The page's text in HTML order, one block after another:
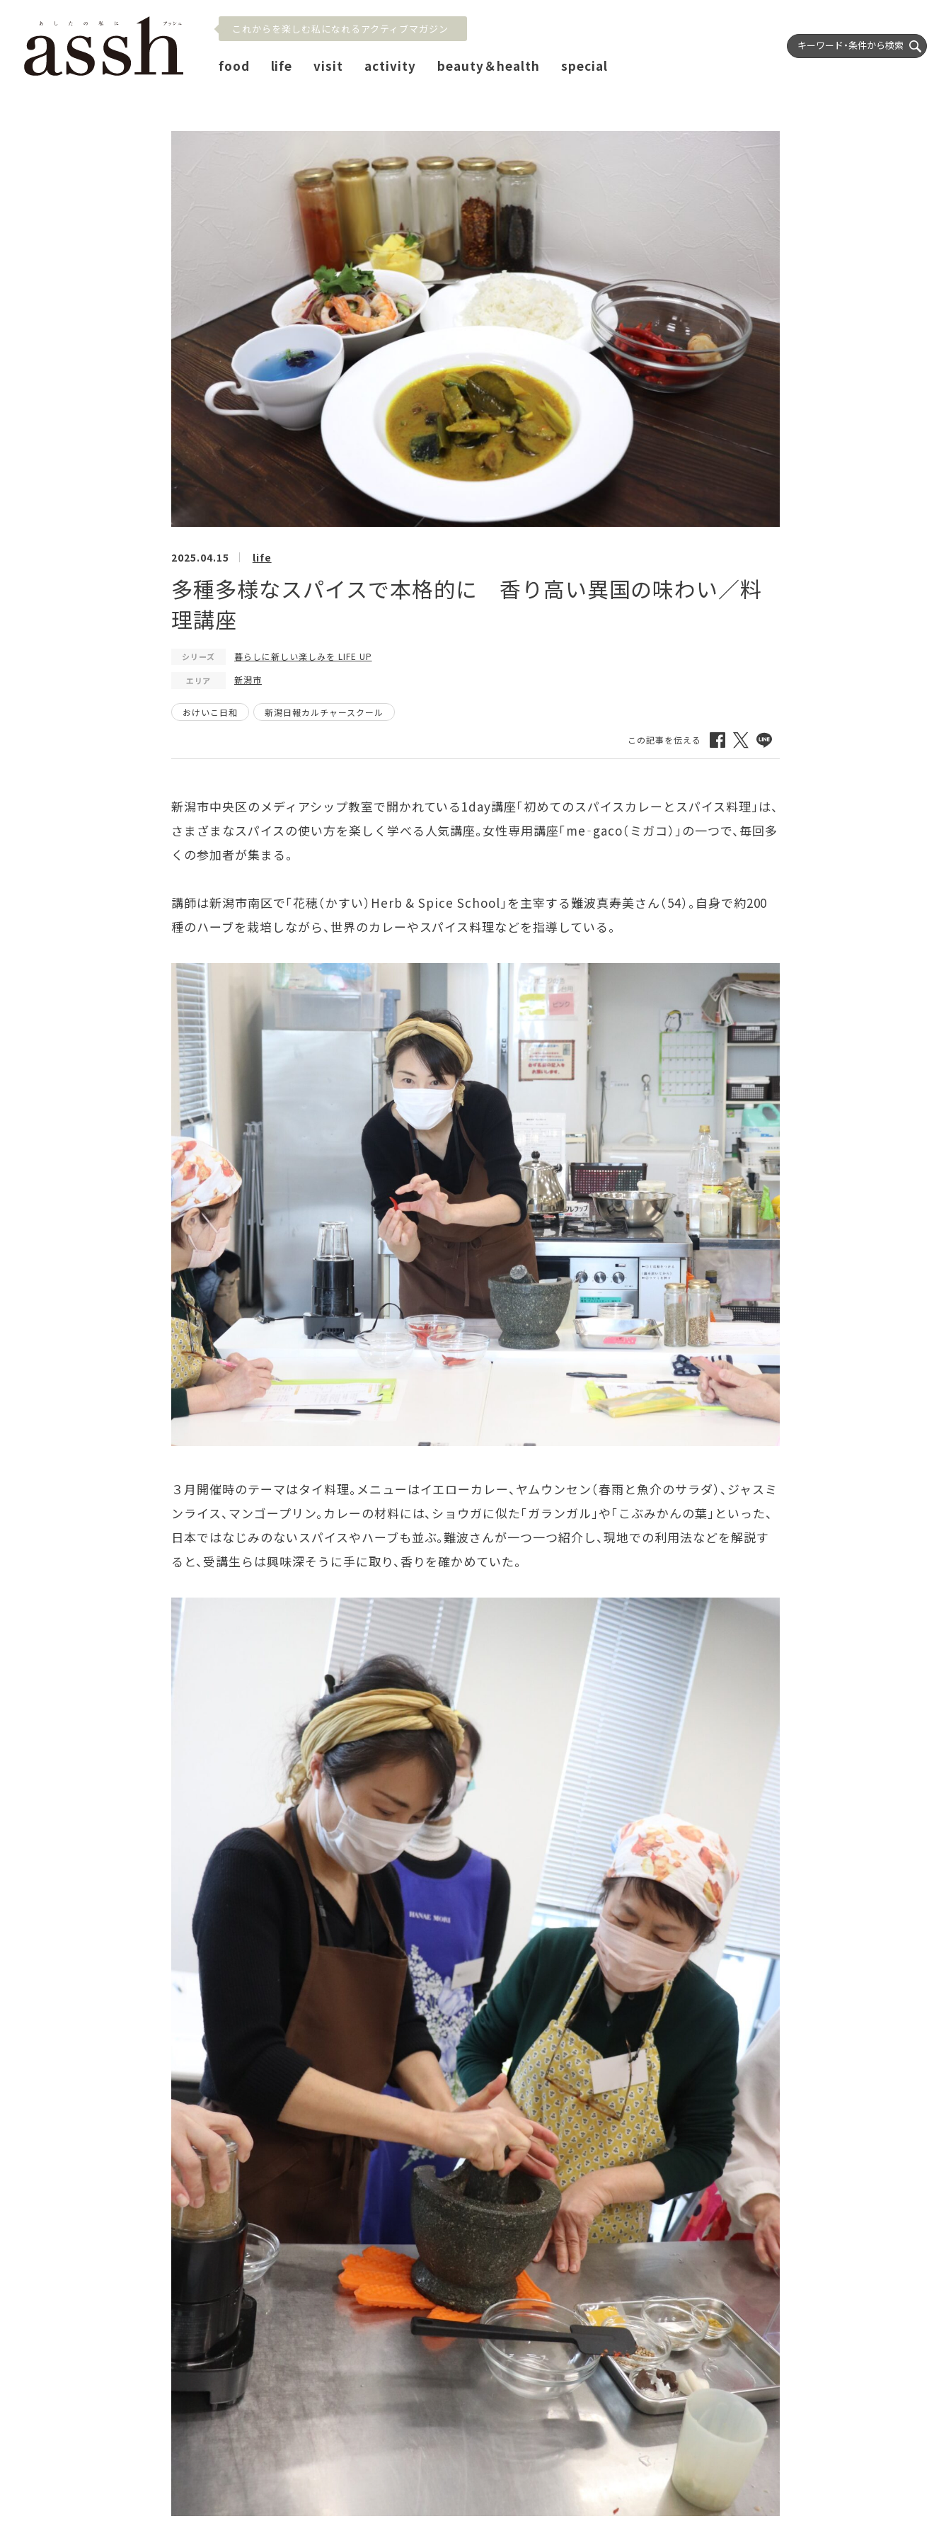
これからを楽しむ私になれるアクティブマガジン
food life visit activity beauty＆health special
キーワード・条件から検索
2025.04.15 life
多種多様なスパイスで本格的に 香り高い異国の味わい／料
理講座
シリーズ 暮らしに新しい楽しみを LIFE UP
エリア 新潟市
おけいこ日和 新潟日報カルチャースクール
新潟市中央区のメディアシップ教室で開かれている1day講座「初めてのスパイスカレーとスパイス料理」は、
さまざまなスパイスの使い方を楽しく学べる人気講座。女性専用講座「me‐gaco（ミガコ）」の一つで、毎回多
くの参加者が集まる。
講師は新潟市南区で「花穂（かすい）Herb & Spice School」を主宰する難波真寿美さん（54）。自身で約200
種のハーブを栽培しながら、世界のカレーやスパイス料理などを指導している。
３月開催時のテーマはタイ料理。メニューはイエローカレー、ヤムウンセン（春雨と魚介のサラダ）、ジャスミ
ンライス、マンゴープリン。カレーの材料には、ショウガに似た「ガランガル」や「こぶみかんの葉」といった、
日本ではなじみのないスパイスやハーブも並ぶ。難波さんが一つ一つ紹介し、現地での利用法などを解説す
ると、受講生らは興味深そうに手に取り、香りを確かめていた。